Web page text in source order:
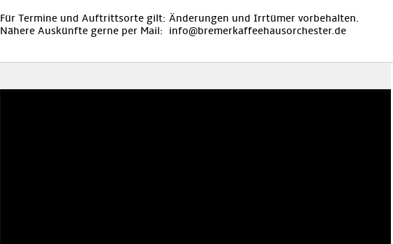
Für Termine und Auftrittsorte gilt: Änderungen und Irrtümer vorbehalten.
Nähere Auskünfte gerne per Mail: info@bremerkaffeehausorchester.de